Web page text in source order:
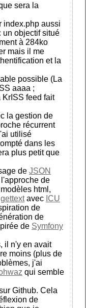
sera la
index.php aussi
un objectif situé
à 284ko
mais il me
et la
possible (La
aaaa ;
feed fait
la gestion de
récurrent
utilisé
dans les
plus petit que
de JSON
de
html,
gettextavec ICU
de
de
de Symfony
il n'y en avait
moins (plus de
j'ai
qui semble
Github. Cela
de